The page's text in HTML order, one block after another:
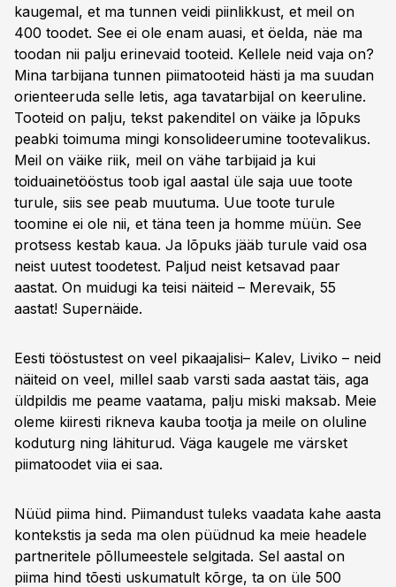
kaugemal, et ma tunnen veidi piinlikkust, et meil on
400 toodet. See ei ole enam auasi, et öelda, näe ma
toodan nii palju erinevaid tooteid. Kellele neid vaja on?
Mina tarbijana tunnen piimatooteid hästi ja ma suudan
orienteeruda selle letis, aga tavatarbijal on keeruline.
Tooteid on palju, tekst pakenditel on väike ja lõpuks
peabki toimuma mingi konsolideerumine tootevalikus.
Meil on väike riik, meil on vähe tarbijaid ja kui
toiduainetööstus toob igal aastal üle saja uue toote
turule, siis see peab muutuma. Uue toote turule
toomine ei ole nii, et täna teen ja homme müün. See
protsess kestab kaua. Ja lõpuks jääb turule vaid osa
neist uutest toodetest. Paljud neist ketsavad paar
aastat. On muidugi ka teisi näiteid – Merevaik, 55
aastat! Supernäide.
Eesti tööstustest on veel pikaajalisi– Kalev, Liviko – neid
näiteid on veel, millel saab varsti sada aastat täis, aga
üldpildis me peame vaatama, palju miski maksab. Meie
oleme kiiresti rikneva kauba tootja ja meile on oluline
koduturg ning lähiturud. Väga kaugele me värsket
piimatoodet viia ei saa.
Nüüd piima hind. Piimandust tuleks vaadata kahe aasta
kontekstis ja seda ma olen püüdnud ka meie headele
partneritele põllumeestele selgitada. Sel aastal on
piima hind tõesti uskumatult kõrge, ta on üle 500